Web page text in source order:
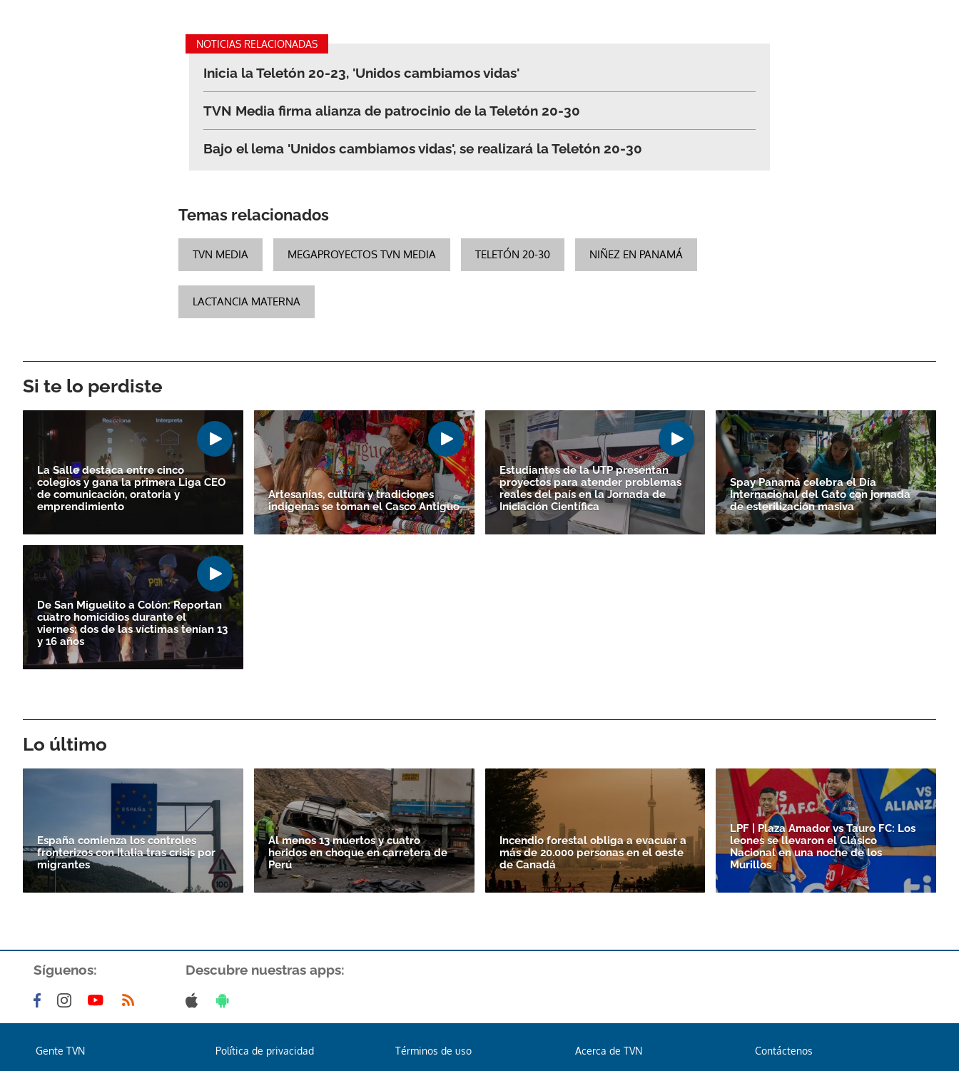
Gracias por suscribirte a nuestro boletín.
ACEPTAR
NOTICIAS RELACIONADAS
Inicia la Teletón 20-23, 'Unidos cambiamos vidas'
TVN Media firma alianza de patrocinio de la Teletón 20-30
Bajo el lema 'Unidos cambiamos vidas', se realizará la Teletón 20-30
Temas relacionados
TVN MEDIA MEGAPROYECTOS TVN MEDIA TELETÓN 20-30 NIÑEZ EN PANAMÁ
LACTANCIA MATERNA
Si te lo perdiste
La Salle destaca entre cinco
colegios y gana la primera Liga CEO
de comunicación, oratoria y
emprendimiento
Artesanías, cultura y tradiciones
indígenas se toman el Casco Antiguo
Estudiantes de la UTP presentan
proyectos para atender problemas
reales del país en la Jornada de
Iniciación Científica
Spay Panamá celebra el Día
Internacional del Gato con jornada
de esterilización masiva
De San Miguelito a Colón: Reportan
cuatro homicidios durante el
viernes; dos de las víctimas tenían 13
y 16 años
Lo último
España comienza los controles
fronterizos con Italia tras crisis por
migrantes
Al menos 13 muertos y cuatro
heridos en choque en carretera de
Perú
Incendio forestal obliga a evacuar a
más de 20.000 personas en el oeste
de Canadá
LPF | Plaza Amador vs Tauro FC: Los
leones se llevaron el Clásico
Nacional en una noche de los
Murillos
Síguenos: Descubre nuestras apps:
Gente TVN Política de privacidad Términos de uso Acerca de TVN Contáctenos